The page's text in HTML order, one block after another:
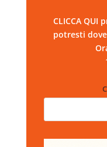
CLICCA QUI
potresti